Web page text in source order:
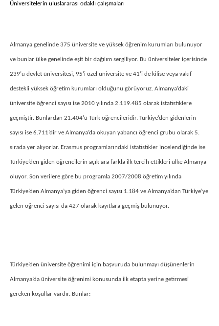
Üniversitelerin uluslararası odaklı çalışmaları
Almanya genelinde 375 üniversite ve yüksek öğrenim kurumları bulunuyor
ve bunlar ülke genelinde eşit bir dağılım sergiliyor. Bu üniversiteler içerisinde
239’u devlet üniversitesi, 95’i özel üniversite ve 41’i de kilise veya vakıf
destekli yüksek öğretim kurumları olduğunu görüyoruz. Almanya’daki
üniversite öğrenci sayısı ise 2010 yılında 2.119.485 olarak istatistiklere
geçmiştir. Bunlardan 21.404’ü Türk öğrencileridir. Türkiye’den gidenlerin
sayısı ise 6.711’dir ve Almanya’da okuyan yabancı öğrenci grubu olarak 5.
sırada yer alıyorlar. Erasmus programlarındaki istatistikler incelendiğinde ise
Türkiye’den giden öğrencilerin açık ara farkla ilk tercih ettikleri ülke Almanya
oluyor. Son verilere göre bu programla 2007/2008 öğretim yılında
Türkiye’den Almanya’ya giden öğrenci sayısı 1.184 ve Almanya’dan Türkiye’ye
gelen öğrenci sayısı da 427 olarak kayıtlara geçmiş bulunuyor.
Türkiye’den üniversite öğrenimi için başvuruda bulunmayı düşünenlerin
Almanya’da üniversite öğrenimi konusunda ilk etapta yerine getirmesi
gereken koşullar vardır. Bunlar: